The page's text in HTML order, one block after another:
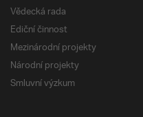
Vědecká rada
Ediční činnost
Mezinárodní projekty
Národní projekty
Smluvní výzkum